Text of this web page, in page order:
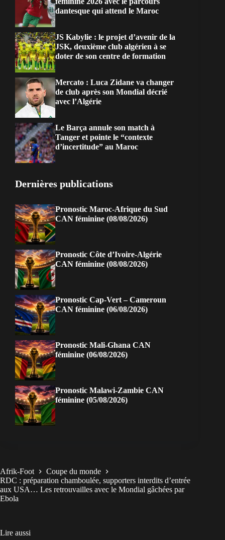
dantesque qui attend le Maroc
JS Kabylie : le projet d’avenir de la
JSK, deuxième club algérien à se
doter de son centre de formation
Mercato : Luca Zidane va changer
de club après son Mondial décrié
avec l’Algérie
Le Barça annule son match à
Tanger et pointe le “contexte
d’incertitude” au Maroc
Dernières publications
Pronostic Maroc-Afrique du Sud
CAN féminine (08/08/2026)
Pronostic Côte d’Ivoire-Algérie
CAN féminine (08/08/2026)
Pronostic Cap-Vert – Cameroun
CAN féminine (06/08/2026)
Pronostic Mali-Ghana CAN
féminine (06/08/2026)
Pronostic Malawi-Zambie CAN
féminine (05/08/2026)
Afrik-Foot
Coupe du monde
RDC : préparation chamboulée, supporters interdits d’entrée
aux USA… Les retrouvailles avec le Mondial gâchées par
Ebola
Lire aussi